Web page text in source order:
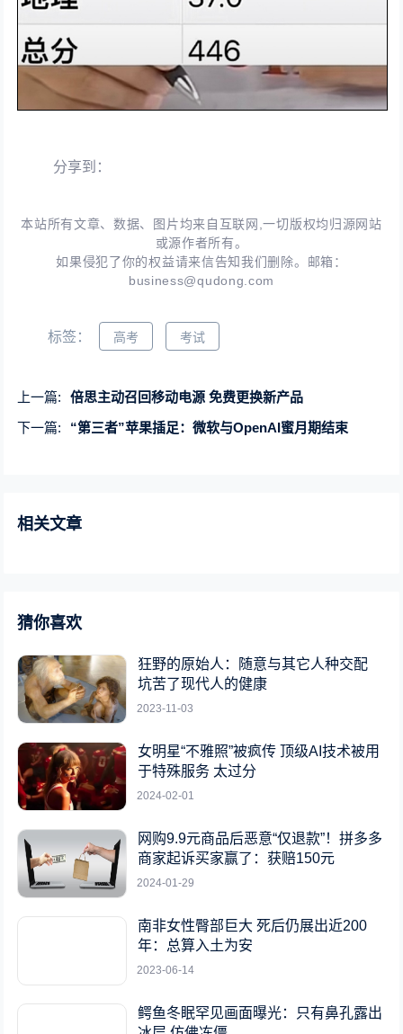
分享到：
本站所有文章、数据、图片均来自互联网,一切版权均归源网站
或源作者所有。
如果侵犯了你的权益请来信告知我们删除。邮箱：
business@qudong.com
标签： 高考 考试
上一篇:
倍思主动召回移动电源 免费更换新产品
下一篇:
“第三者”苹果插足：微软与OpenAI蜜月期结束
相关文章
猜你喜欢
狂野的原始人：随意与其它人种交配
坑苦了现代人的健康
2023-11-03
女明星“不雅照”被疯传 顶级AI技术被用
于特殊服务 太过分
2024-02-01
网购9.9元商品后恶意“仅退款”！拼多多
商家起诉买家赢了：获赔150元
2024-01-29
南非女性臀部巨大 死后仍展出近200
年：总算入土为安
2023-06-14
鳄鱼冬眠罕见画面曝光：只有鼻孔露出